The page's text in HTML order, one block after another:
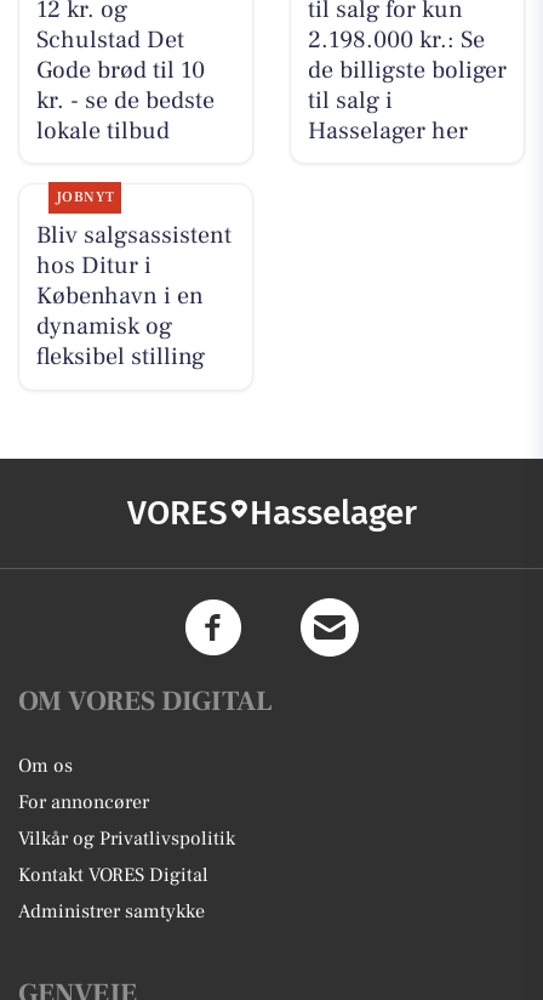
12 kr. og
Schulstad Det
Gode brød til 10
kr. - se de bedste
lokale tilbud
til salg for kun
2.198.000 kr.: Se
de billigste boliger
til salg i
Hasselager her
JOBNYT
Bliv salgsassistent
hos Ditur i
København i en
dynamisk og
fleksibel stilling
VORES Hasselager
OM VORES DIGITAL
Om os
For annoncører
Vilkår og Privatlivspolitik
Kontakt VORES Digital
Administrer samtykke